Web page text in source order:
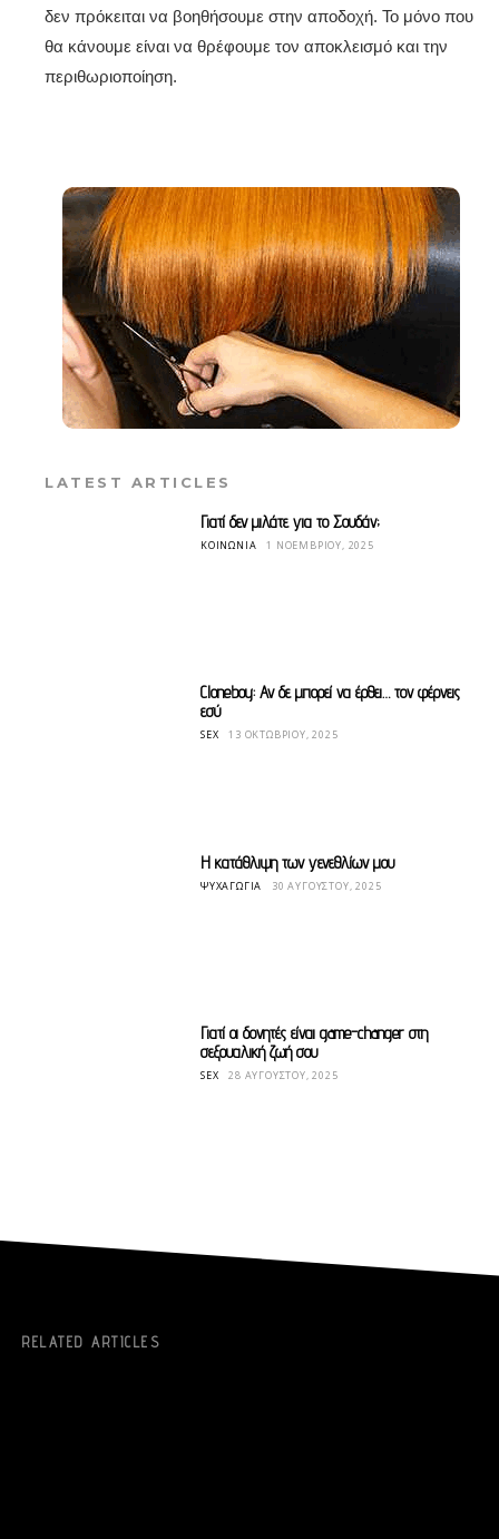
δεν πρόκειται να βοηθήσουμε στην αποδοχή. Το μόνο που
θα κάνουμε είναι να θρέφουμε τον αποκλεισμό και την
περιθωριοποίηση.
LATEST ARTICLES
Γιατί δεν μιλάτε για το Σουδάν;
ΚΟΙΝΩΝΊΑ 1 ΝΟΕΜΒΡΊΟΥ, 2025
Cloneboy: Αν δε μπορεί να έρθει… τον φέρνεις
εσύ
SEX 13 ΟΚΤΩΒΡΊΟΥ, 2025
Η κατάθλιψη των γενεθλίων μου
ΨΥΧΑΓΩΓΊΑ 30 ΑΥΓΟΎΣΤΟΥ, 2025
Γιατί οι δονητές είναι game-changer στη
σεξουαλική ζωή σου
SEX 28 ΑΥΓΟΎΣΤΟΥ, 2025
RELATED ARTICLES